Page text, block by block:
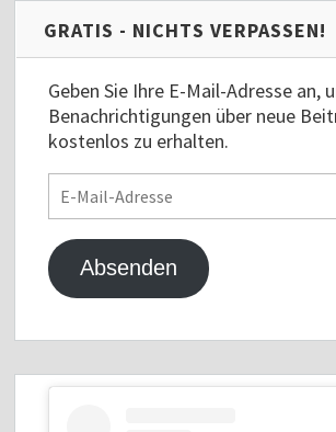
GRATIS - NICHTS VERPASSEN!
Geben Sie Ihre E-Mail-Adresse an,
Benachrichtigungen über neue
kostenlos zu erhalten.
E-
Mail-
Adresse
Absenden